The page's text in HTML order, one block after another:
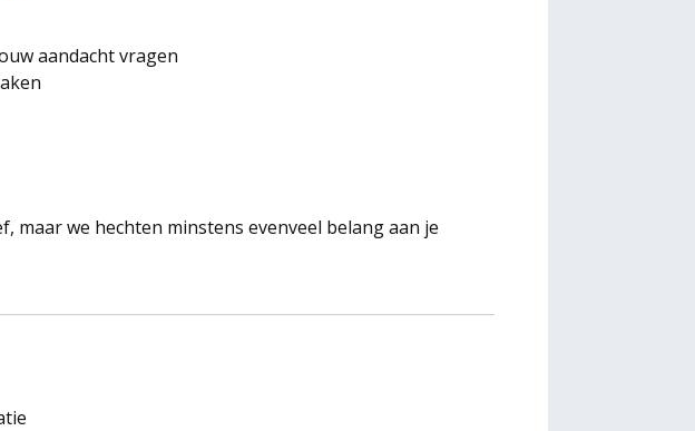
aandacht vragen
we hechten minstens evenveel belang aan je